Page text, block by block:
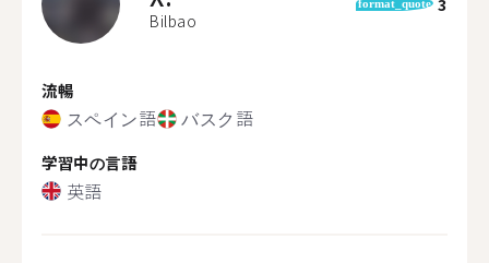
Bilbao
format_quote
流暢
スペイン語 バスク語
学習中の言語
英語